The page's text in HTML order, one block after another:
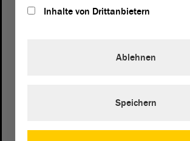
Inhalte von Drittanbietern
Ablehnen
Speichern